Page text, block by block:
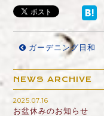
ガーデニング日和
NEWS ARCHIVE
2025.07.16
お盆休みのお知らせ